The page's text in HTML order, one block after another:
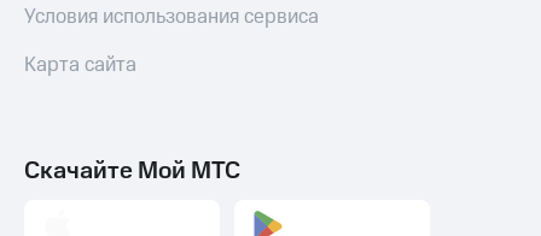
Условия использования сервиса
Карта сайта
Скачайте Мой МТС